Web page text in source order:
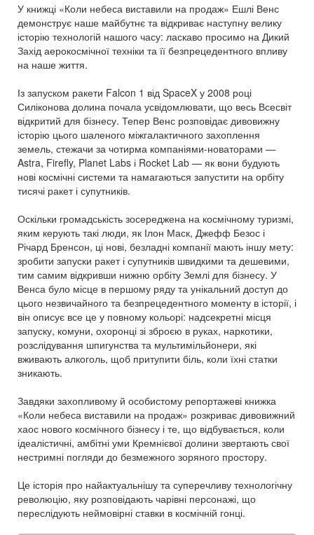
У книжці «Коли небеса виставили на продаж» Ешлі Венс
демонструє наше майбутнє та відкриває наступну велику
історію технологій нашого часу: ласкаво просимо на Дикий
Захід аерокосмічної техніки та її безпрецедентного впливу
на наше життя.
Із запуском ракети Falcon 1 від SpaceX у 2008 році
Силіконова долина почала усвідомлювати, що весь Всесвіт
відкритий для бізнесу. Тепер Венс розповідає дивовижну
історію цього шаленого міжгалактичного захоплення
земель, стежачи за чотирма компаніями-новаторами —
Astra, Firefly, Planet Labs і Rocket Lab — як вони будують
нові космічні системи та намагаються запустити на орбіту
тисячі ракет і супутників.
Оскільки громадськість зосереджена на космічному туризмі,
яким керують такі люди, як Ілон Маск, Джефф Безос і
Річард Бренсон, ці нові, безладні компанії мають іншу мету:
зробити запуски ракет і супутників швидкими та дешевими,
тим самим відкривши нижню орбіту Землі для бізнесу. У
Венса було місце в першому ряду та унікальний доступ до
цього незвичайного та безпрецедентного моменту в історії, і
він описує все це у повному кольорі: надсекретні місця
запуску, комуни, охоронці зі зброєю в руках, наркотики,
розслідування шпигунства та мультимільйонери, які
вживають алкоголь, щоб притупити біль, коли їхні статки
зникають.
Завдяки захопливому й особистому репортажеві книжка
«Коли небеса виставили на продаж» розкриває дивовижний
хаос нового космічного бізнесу і те, що відбувається, коли
ідеалістичні, амбітні уми Кремнієвої долини звертають свої
нестримні погляди до безмежного зоряного простору.
Це історія про найактуальнішу та суперечливу технологічну
революцію, яку розповідають чарівні персонажі, що
переслідують неймовірні ставки в космічній гонці.